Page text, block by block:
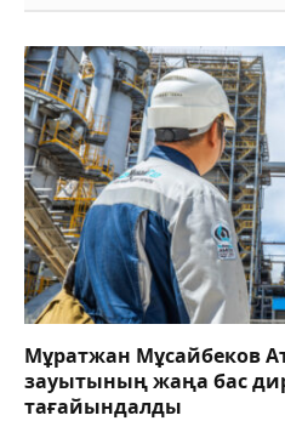
Мұратжан Мұсайбеков
зауытының жаңа бас
тағайындалды